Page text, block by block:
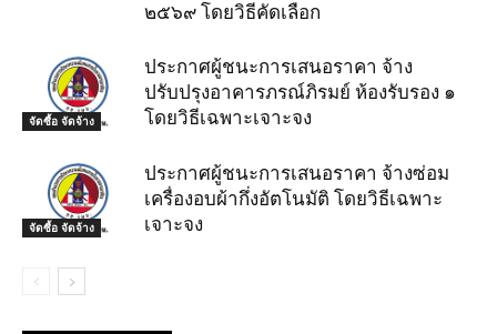
๒๕๖๙ โดยวิธีคัดเลือก
จัดซื้อ จัดจ้าง
ประกาศผู้ชนะการเสนอราคา จ้าง
ปรับปรุงอาคารภรณ์ภิรมย์ ห้องรับรอง ๑
โดยวิธีเฉพาะเจาะจง
จัดซื้อ จัดจ้าง
ประกาศผู้ชนะการเสนอราคา จ้างซ่อม
เครื่องอบผ้ากึ่งอัตโนมัติ โดยวิธีเฉพาะ
เจาะจง